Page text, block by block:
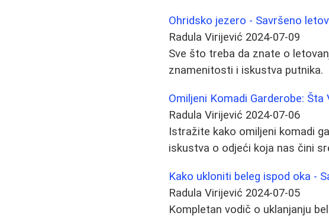
Ohridsko jezero - Savršeno
Radula Virijević 2024-07-09
Sve što treba da znate o
znamenitosti i iskustva putnika.
Omiljeni Komadi Garderobe: Šta
Radula Virijević 2024-07-06
Istražite kako omiljeni komadi
iskustva o odjeći koja nas čini
Kako ukloniti beleg ispod oka -
Radula Virijević 2024-07-05
Kompletan vodič o uklanjanju